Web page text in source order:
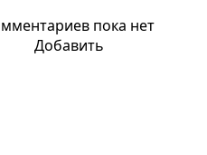
пока нет
Добавить